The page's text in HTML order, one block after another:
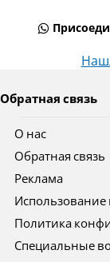
Обратная связь
О нас
Обратная связь
Реклама
Политика
Специальные